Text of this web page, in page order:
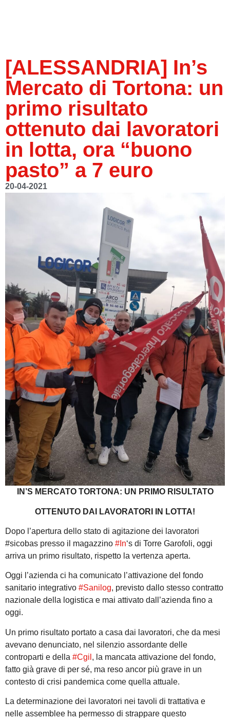
[ALESSANDRIA] In’s
Mercato di Tortona: un
primo risultato
ottenuto dai lavoratori
in lotta, ora “buono
pasto” a 7 euro
20-04-2021
IN’S MERCATO TORTONA: UN PRIMO RISULTATO
OTTENUTO DAI LAVORATORI IN LOTTA!
Dopo l’apertura dello stato di agitazione dei lavoratori
#sicobas presso il magazzino #In‘s di Torre Garofoli, oggi
arriva un primo risultato, rispetto la vertenza aperta.
Oggi l’azienda ci ha comunicato l’attivazione del fondo
sanitario integrativo #Sanilog, previsto dallo stesso contratto
nazionale della logistica e mai attivato dall’azienda fino a
oggi.
Un primo risultato portato a casa dai lavoratori, che da mesi
avevano denunciato, nel silenzio assordante delle
controparti e della #Cgil , la mancata attivazione del fondo,
fatto già grave di per sé, ma reso ancor più grave in un
contesto di crisi pandemica come quella attuale.
La determinazione dei lavoratori nei tavoli di trattativa e
nelle assemblee ha permesso di strappare questo